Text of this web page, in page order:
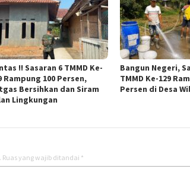
!! Sasaran 6 TMMD Ke-
Rampung 100 Persen,
Bersihkan dan Siram
Lingkungan
Bangun Negeri,
TMMD Ke-129
Persen di Desa
Ruas yang wajib ditandai *